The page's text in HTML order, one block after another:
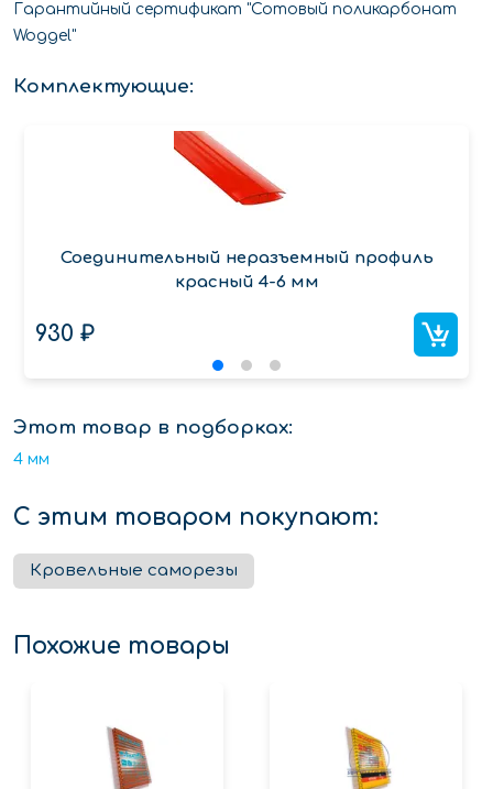
Гарантийный сертификат "Сотовый поликарбонат
Woggel"
Комплектующие:
Соединительный неразъемный профиль
красный 4-6 мм
930 ₽
Этот товар в подборках:
4 мм
С этим товаром покупают:
Кровельные саморезы
Похожие товары